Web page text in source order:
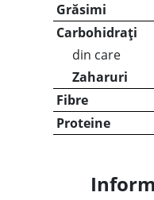
Grăsimi
Carbohidrați
din care
Zaharuri
Fibre
Proteine